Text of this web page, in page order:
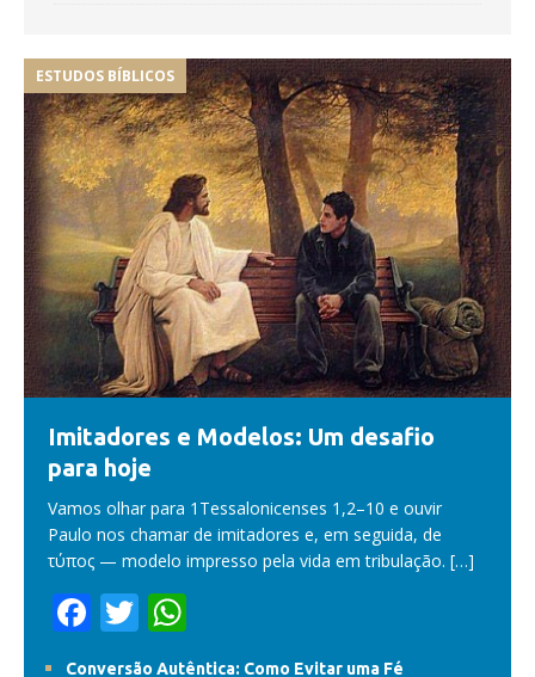
ESTUDOS BÍBLICOS
Imitadores e Modelos: Um desafio
para hoje
Vamos olhar para 1Tessalonicenses 1,2–10 e ouvir
Paulo nos chamar de imitadores e, em seguida, de
τύπος — modelo impresso pela vida em tribulação. […]
F T
w h
Conversão Autêntica: Como Evitar uma Fé